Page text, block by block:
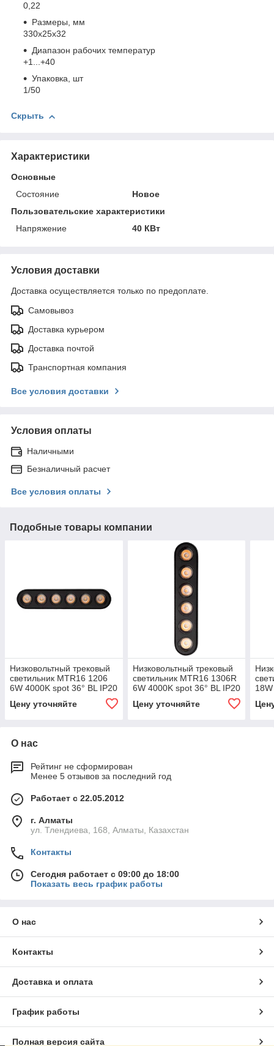
0,22
Размеры, мм
330x25x32
Диапазон рабочих температур
+1...+40
Упаковка, шт
1/50
Скрыть
Характеристики
Основные
Состояние
Новое
Пользовательские характеристики
Напряжение
40 КВт
Условия доставки
Доставка осуществляется только по предоплате.
Самовывоз
Доставка курьером
Доставка почтой
Транспортная компания
Все условия доставки
Условия оплаты
Наличными
Безналичный расчет
Все условия оплаты
Подобные товары компании
Низковольтный трековый
светильник MTR16 1206
6W 4000K spot 36° BL IP20
Цену уточняйте
Низковольтный трековый
светильник MTR16 1306R
6W 4000K spot 36° BL IP20
Цену уточняйте
О нас
Рейтинг не сформирован
Менее 5 отзывов за последний год
Работает с 22.05.2012
г. Алматы
ул. Тлендиева, 168, Алматы, Казахстан
Контакты
Сегодня работает с 09:00 до 18:00
Показать весь график работы
О нас
Контакты
Доставка и оплата
График работы
Полная версия сайта